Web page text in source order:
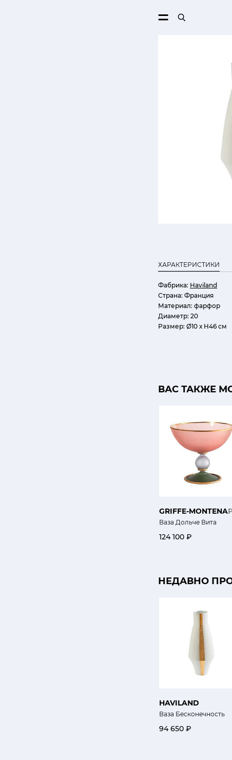
ХАРАКТЕРИСТИКИ
Фабрика: Haviland
Страна: Франция
Материал: фарфор
Диаметр: 20
Размер: Ø10 х H46 см
ВАС ТАКЖЕ
GRIFFE-
Ваза Дольче Вита
124 100 ₽
НЕДАВНО
HAVILAND
Ваза Бесконечность
94 650 ₽